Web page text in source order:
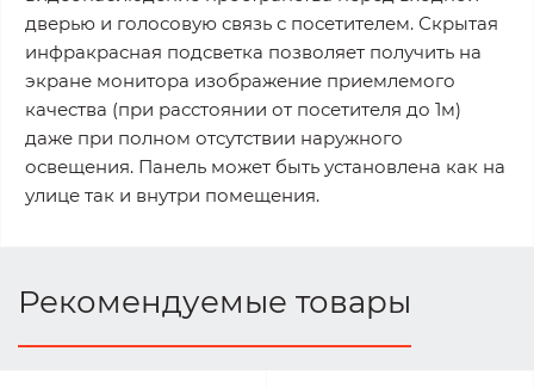
дверью и голосовую связь с посетителем. Скрытая
инфракрасная подсветка позволяет получить на
экране монитора изображение приемлемого
качества (при расстоянии от посетителя до 1м)
даже при полном отсутствии наружного
освещения. Панель может быть установлена как на
улице так и внутри помещения.
Рекомендуемые товары